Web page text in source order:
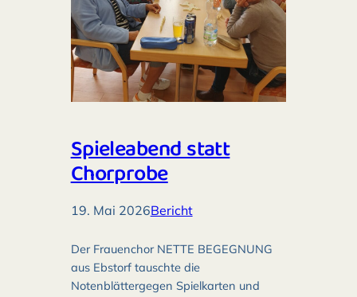
Spieleabend statt
Chorprobe
19. Mai 2026Bericht
Der Frauenchor NETTE BEGEGNUNG
aus Ebstorf tauschte die
Notenblättergegen Spielkarten und